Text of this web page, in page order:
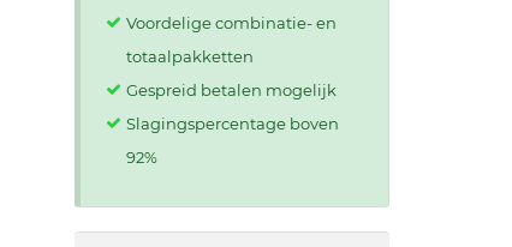
Voordelige combinatie- en
totaalpakketten
Gespreid betalen mogelijk
Slagingspercentage boven
92%